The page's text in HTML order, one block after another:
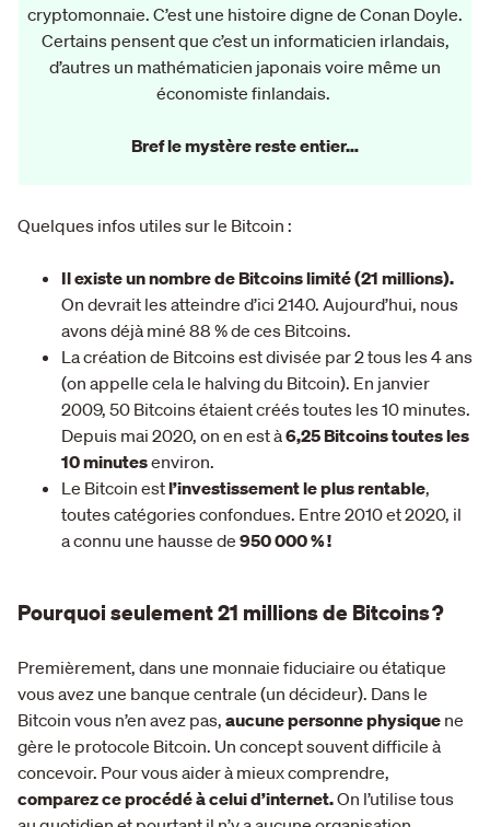
cryptomonnaie. C’est une histoire digne de Conan Doyle.
Certains pensent que c’est un informaticien irlandais,
d’autres un mathématicien japonais voire même un
économiste finlandais.
Bref le mystère reste entier…
Quelques infos utiles sur le Bitcoin :
Il existe un nombre de Bitcoins limité (21 millions).
On devrait les atteindre d’ici 2140. Aujourd’hui, nous
avons déjà miné 88 % de ces Bitcoins.
La création de Bitcoins est divisée par 2 tous les 4 ans
(on appelle cela le halving du Bitcoin). En janvier
2009, 50 Bitcoins étaient créés toutes les 10 minutes.
Depuis mai 2020, on en est à6,25 Bitcoins toutes les
10 minutesenviron.
Le Bitcoin estl’investissement le plus rentable,
toutes catégories confondues. Entre 2010 et 2020, il
a connu une hausse de 950 000 % !
Pourquoi seulement 21 millions de Bitcoins ?
Premièrement, dans une monnaie fiduciaire ou étatique
vous avez une banque centrale (un décideur). Dans le
Bitcoin vous n’en avez pas, aucune personne physique ne
gère le protocole Bitcoin. Un concept souvent difficile à
concevoir. Pour vous aider à mieux comprendre,
comparez ce procédé à celui d’internet.On l’utilise tous